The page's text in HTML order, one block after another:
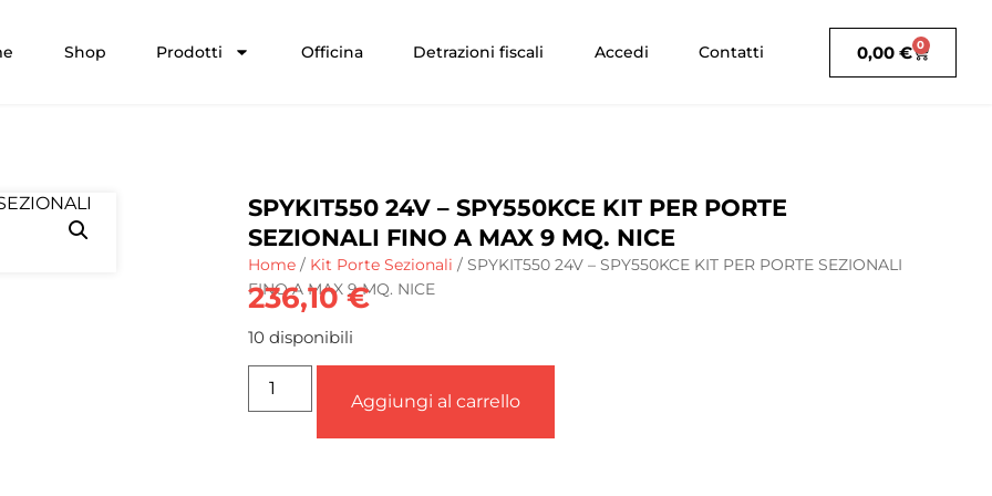
Shop Prodotti Officina Detrazioni fiscali Accedi Contatti 0,00 € 0
SPYKIT550 24V – SPY550KCE KIT PER PORTE
SEZIONALI FINO A MAX 9 MQ. NICE
Home / Kit Porte Sezionali / SPYKIT550 24V – SPY550KCE KIT PER PORTE SEZIONALI
FINO A MAX 9 MQ. NICE
236,10€
10 disponibili
Aggiungi al carrello